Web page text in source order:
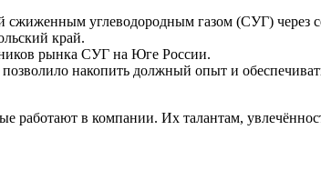
сжиженным углеводородным газом (СУГ)
край.
рынка СУГ на Юге России.
накопить должный опыт и
работают в компании. Их талантам,